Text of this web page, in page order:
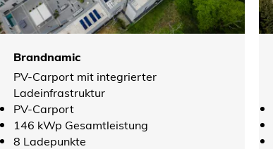
Brandnamic
PV-Carport mit integrierter
Ladeinfrastruktur
PV-Carport
146 kWp Gesamtleistung
8 Ladepunkte